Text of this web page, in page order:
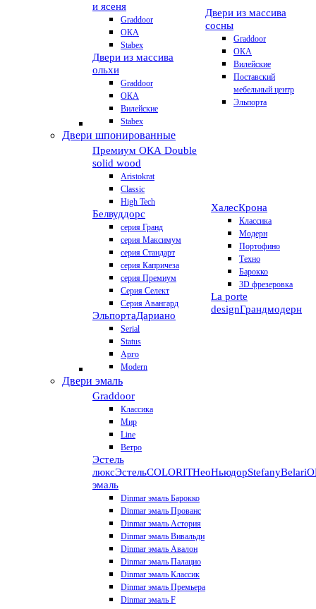
и ясеня
Graddoor
ОКА
Stabex
Двери из массива
ольхи
Graddoor
ОКА
Вилейские
Stabex
Двери из массива
сосны
Graddoor
ОКА
Вилейские
Поставский
мебельный центр
Эльпорта
Двери шпонированные
Премиум ОКА Double
solid wood
Aristokrat
Classic
High Tech
Белвуддорс
серия Гранд
серия Максимум
серия Стандарт
серия Капричеза
серия Премиум
Серия Селект
Серия Авангард
ЭльпортаДариано
Serial
Status
Арго
Modern
ХалесКрона
Классика
Модерн
Портофино
Техно
Барокко
3D фрезеровка
La porte
designГрандмодерн
Двери эмаль
Graddoor
Классика
Мир
Line
Ветро
Эстель
люксЭстельCOLORITНеоНьюдорStefanyBelari
эмаль
Dinmar эмаль Барокко
Dinmar эмаль Прованс
Dinmar эмаль Астория
Dinmar эмаль Вивальди
Dinmar эмаль Авалон
Dinmar эмаль Палацио
Dinmar эмаль Классик
Dinmar эмаль Премьера
Dinmar эмаль F